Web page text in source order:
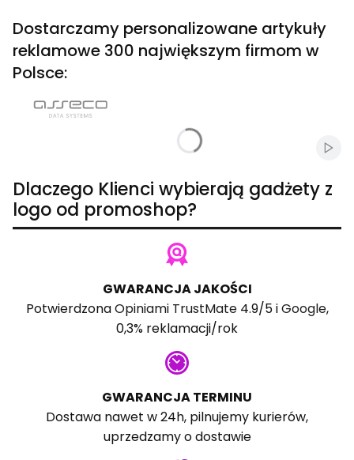
Dostarczamy personalizowane artykuły
reklamowe 300 największym firmom w
Polsce:
Dlaczego Klienci wybierają gadżety z
logo od promoshop?
GWARANCJA JAKOŚCI
PotwierdzonaOpiniami TrustMate4.9/5 iGoogle,
0,3% reklamacji/rok
GWARANCJA TERMINU
Dostawa nawet w 24h, pilnujemy kurierów,
uprzedzamy o dostawie